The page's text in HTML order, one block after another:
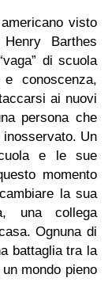
visto
Barthes
di scuola
conoscenza,
ai nuovi
persona che
Un
e le sue
momento
la sua
una collega
Ognuna di
battaglia tra la
mondo pieno